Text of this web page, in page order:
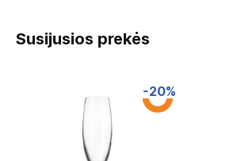
Susijusios prekės
-20%